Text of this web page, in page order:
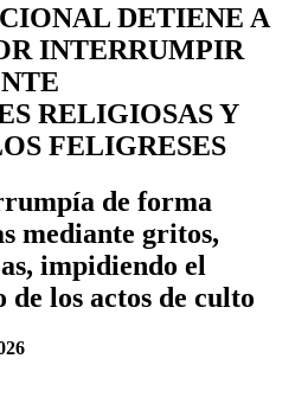
DETIENE A
INTERRUMPIR
RELIGIOSAS Y
FELIGRESES
de forma
mediante gritos,
impidiendo el
los actos de culto